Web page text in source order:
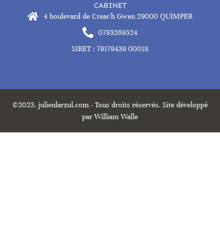
CABINET
4 boulevard de Creac'h Gwen 29000 QUIMPER
0783269524
SIRET : 79179439 00018
©2023. julienlarzul.com - Tous droits réservés. Site développé
par William Walle